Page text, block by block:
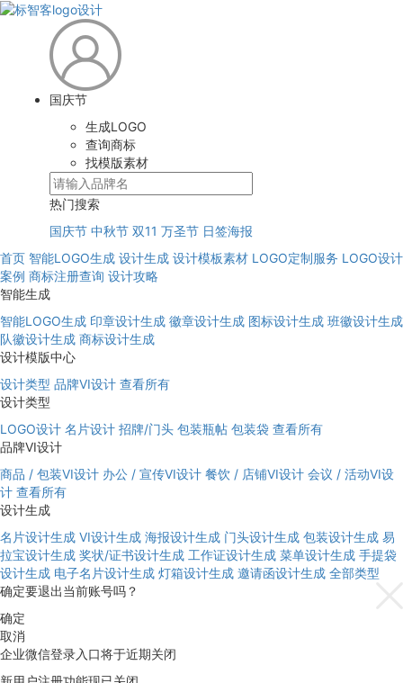
国庆节
生成LOGO
查询商标
找模版素材
热门搜索
国庆节 中秋节 双11 万圣节 日签海报
首页 智能LOGO生成 设计生成 设计模板素材 LOGO定制服务 LOGO设计
案例 商标注册查询 设计攻略
智能生成
智能LOGO生成 印章设计生成 徽章设计生成 图标设计生成 班徽设计生成
队徽设计生成 商标设计生成
设计模版中心
设计类型 品牌VI设计 查看所有
设计类型
LOGO设计 名片设计 招牌/门头 包装瓶帖 包装袋 查看所有
品牌VI设计
商品 / 包装VI设计 办公 / 宣传VI设计 餐饮 / 店铺VI设计 会议 / 活动VI设
计 查看所有
设计生成
名片设计生成 VI设计生成 海报设计生成 门头设计生成 包装设计生成 易
拉宝设计生成 奖状/证书设计生成 工作证设计生成 菜单设计生成 手提袋
设计生成 电子名片设计生成 灯箱设计生成 邀请函设计生成 全部类型
确定要退出当前账号吗？
确定
取消
企业微信登录入口将于近期关闭